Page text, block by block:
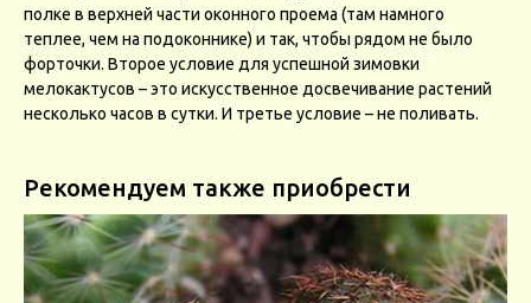
полке в верхней части оконного проема (там намного
теплее, чем на подоконнике) и так, чтобы рядом не было
форточки. Второе условие для успешной зимовки
мелокактусов – это искусственное досвечивание растений
несколько часов в сутки. И третье условие – не поливать.
Рекомендуем также приобрести